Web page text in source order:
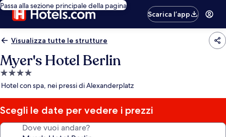
Passa alla sezione principale della pagina
Scarica l’app
Visualizza tutte le strutture
Myer's Hotel Berlin
Struttura
a
stelle
Hotel con spa, nei pressi di Alexanderplatz
Scegli le date per vedere i prezzi
Dove vuoi andare?